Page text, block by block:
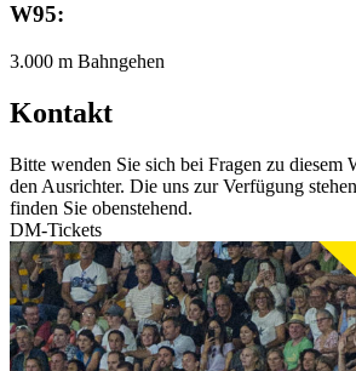
W95:
3.000 m Bahngehen
Kontakt
Bitte wenden Sie sich bei Fragen zu diesem
den Ausrichter. Die uns zur Verfügung
finden Sie obenstehend.
DM-Tickets